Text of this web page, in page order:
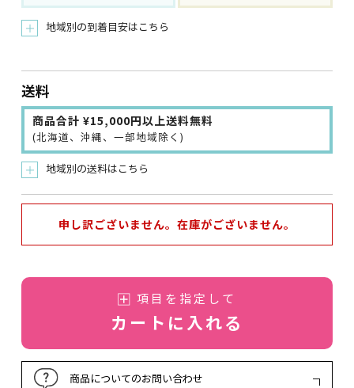
＋ 地域別の到着目安はこちら
送料
商品合計 ¥15,000円以上送料無料
(北海道、沖縄、一部地域除く)
＋ 地域別の送料はこちら
申し訳ございません。在庫がございません。
項目を指定して
カートに入れる
商品についてのお問い合わせ